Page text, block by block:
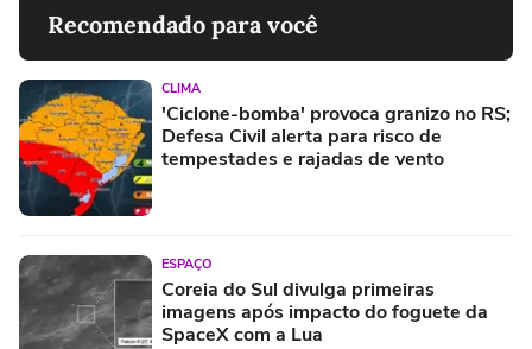
Recomendado para você
CLIMA
'Ciclone-bomba' provoca granizo no RS;
Defesa Civil alerta para risco de
tempestades e rajadas de vento
ESPAÇO
Coreia do Sul divulga primeiras
imagens após impacto do foguete da
SpaceX com a Lua